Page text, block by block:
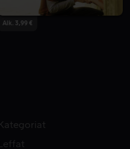
Alk. 3,99 €
Kategoriat
Leffat